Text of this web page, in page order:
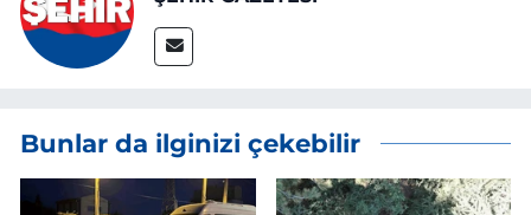
Bunlar da ilginizi çekebilir